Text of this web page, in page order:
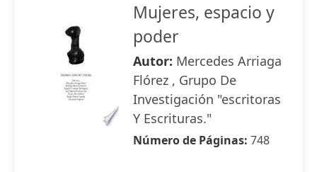
Mujeres, espacio y
poder
Autor: Mercedes Arriaga
Flórez , Grupo De
Investigación "escritoras
Y Escrituras."
Número de Páginas: 748